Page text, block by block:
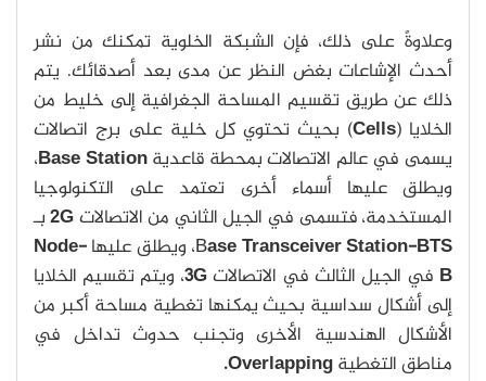
وعلاوةً على ذلك، فإن الشبكة الخلوية تمكنك من نشر
أحدث الإشاعات بغض النظر عن مدى بعد أصدقائك. يتم
ذلك عن طريق تقسيم المساحة الجغرافية إلى خليط من
الخلايا (Cells) بحيث تحتوي كل خلية على برج اتصالات
يسمى في عالم الاتصالات بمحطة قاعديةBase Station،
ويطلق عليها أسماء أخرى تعتمد على التكنولوجيا
المستخدمة، فتسمى في الجيل الثاني من الاتصالات2Gبـ
Base Transceiver Station-BTS ، ويطلق عليهاNode-
B في الجيل الثالث في الاتصالات3G، ويتم تقسيم الخلايا
إلى أشكال سداسية بحيث يمكنها تغطية مساحة أكبر من
الأشكال الهندسية الأخرى وتجنب حدوث تداخل في
مناطق التغطيةOverlapping.